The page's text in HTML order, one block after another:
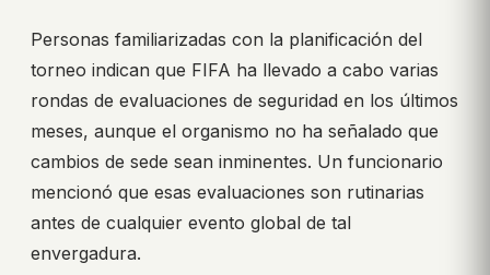
Personas familiarizadas con la planificación del
torneo indican que FIFA ha llevado a cabo varias
rondas de evaluaciones de seguridad en los últimos
meses, aunque el organismo no ha señalado que
cambios de sede sean inminentes. Un funcionario
mencionó que esas evaluaciones son rutinarias
antes de cualquier evento global de tal
envergadura.